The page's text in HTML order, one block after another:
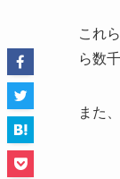
これ
ら数
また